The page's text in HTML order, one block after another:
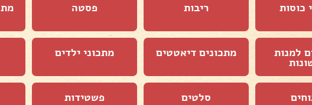
כוסות ריבות פסטה
למנות מתכונים דיאטטים מתכוני ילדים
סלטים פשטידות